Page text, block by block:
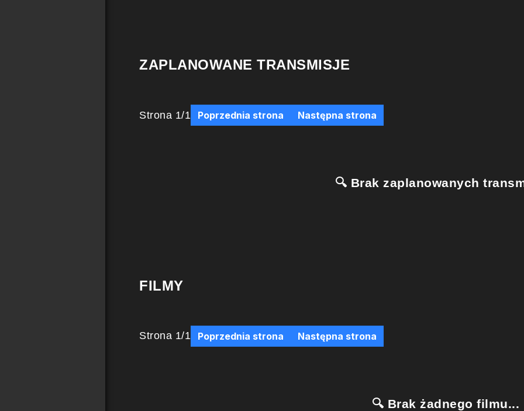
ZAPLANOWANE TRANSMISJE
Strona 1/1 Poprzednia strona Następna strona
🔍 Brak zaplanowanych
FILMY
Strona 1/1 Poprzednia strona Następna strona
🔍 Brak żadnego filmu...